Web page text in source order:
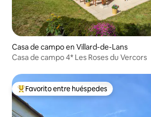
Casa de campo en Villard-de-Lans
Casa de campo 4* Les Roses du Vercors
Favorito entre huéspedes preferido
Favorito entre huéspedes